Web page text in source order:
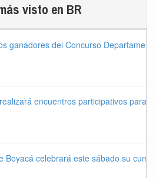
visto en BR
ganadores del Concurso
encuentros participativos para
Boyacá celebrará este sábado su